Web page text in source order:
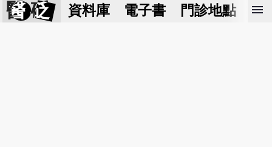
醫 砭 資料庫 電子書 門診地點 預
menu